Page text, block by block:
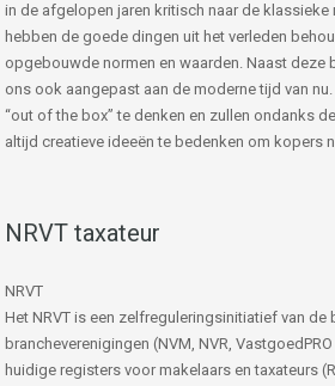
in de afgelopen jaren kritisch naar de klassieke
hebben de goede dingen uit het verleden
opgebouwde normen en waarden. Naast deze
ons ook aangepast aan de moderne tijd van
“out of the box” te denken en zullen ondanks
altijd creatieve ideeën te bedenken om kopers
NRVT taxateur
NRVT
Het NRVT is een zelfreguleringsinitiatief van de
brancheverenigingen (NVM, NVR,
huidige registers voor makelaars en taxateurs